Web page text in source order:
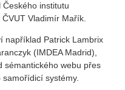
institutu
Vladimír Mařík.
například Patrick Lambrix
(IMDEA Madrid),
sémantického webu přes
samořídicí systémy.